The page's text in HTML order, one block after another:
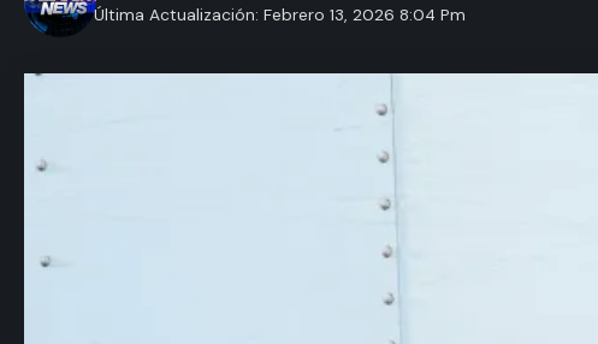
Última Actualización: Febrero 13, 2026 8:04 Pm